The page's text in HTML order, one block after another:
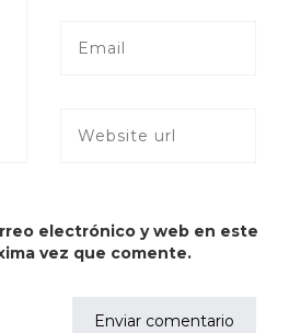
electrónico y web en este
vez que comente.